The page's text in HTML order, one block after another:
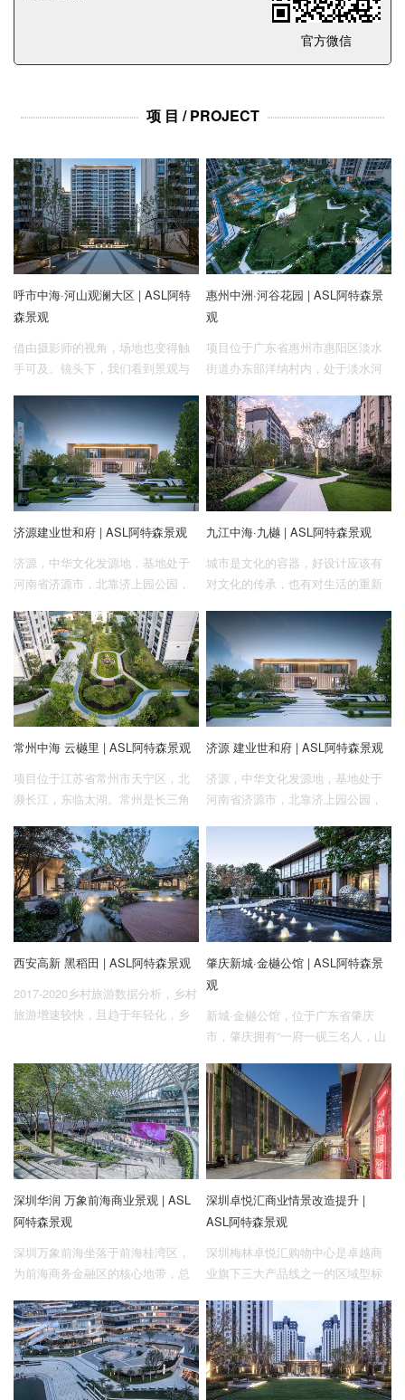
官方微信
项 目 / PROJECT
呼市中海·河山观澜大区 | ASL阿特
森景观
借由摄影师的视角，场地也变得触
手可及。镜头下，我们看到景观与
式风格，具有浓郁的地域特色。整
体空间排布较为齐整，以矩形空间
为主，中心花园空间尺度较大，利
于景观的重点打造。设计中和建筑
精细繁琐的线条，使景观与建筑中
和后碰撞出更加和谐的火花。
惠州中洲·河谷花园 | ASL阿特森景
观
项目位于广东省惠州市惠阳区淡水
街道办东部洋纳村内，处于淡水河
丰富，周边交通便利，配套设施规
划完善且合理，属新型城市发展
区。为打造 集“旅游、生态、商业、
娱乐、居住”为一体的城市核心生态
居住区提供了良好的条件。
济源建业世和府 | ASL阿特森景观
济源，中华文化发源地，基地处于
河南省济源市，北靠济上园公园，
得天独厚的自然资源，风光旖旎 。
周边重要交通道路环绕，交通便
利，未来发展潜力巨大。我们希望
打造一个文化、 自然、共生的多元
文化记忆之境，给予项目更具有本
土人文精神的独特体验与格调。
九江中海·九樾 | ASL阿特森景观
城市是文化的容器，好设计应该有
对文化的传承，也有对生活的重新
自古为江南名城，历史悠久，人文
昌盛。境内山水风光迷人，自然与
人文景观相映成趣。
常州中海 云樾里 | ASL阿特森景观
项目位于江苏省常州市天宁区，北
濒长江，东临太湖。常州是长三角
有着十分优越的区位条件和便捷的
水陆空交通条件。依托周边环境，
我们目标打造一个“最具幸福感的现
代化品质之城”。
济源 建业世和府 | ASL阿特森景观
济源，中华文化发源地，基地处于
河南省济源市，北靠济上园公园，
得天独厚的自然资源，风光旖旎。
周边重要交通道路环绕，交通便
利，未来发展潜力巨大。我们希望
打造一个文化、自然、共生的多元
文化记忆之境，给予项目更具有本
土人文精神的独特体验与格调。
西安高新 黑稻田 | ASL阿特森景观
2017-2020乡村旅游数据分析，乡村
旅游增速较快，且趋于年轻化，乡
休闲度假、创新旅游及科技农业的
实践场。自然淳朴的乡村慢生活逐
渐成为人们追求的理想生活方式。
肇庆新城·金樾公馆 | ASL阿特森景
观
新城·金樾公馆，位于广东省肇庆
市，肇庆拥有“一府一砚三名人，山
光，钟灵毓秀。基地择址国家4A景
区鼎湖山下，坐拥山水之韵，设计
吸纳城市文化底蕴，为肇庆献上一
座现代桃花源。
深圳华润 万象前海商业景观 | ASL
阿特森景观
深圳万象前海坐落于前海桂湾区，
为前海商务金融区的核心地带，总
华润体系内属于「创新零售空
间」，是华润旗下首个「生活美
学」概念的购物中心，它以生活美
学为基底，融时尚、美食、艺术、
深圳卓悦汇商业情景改造提升 |
ASL阿特森景观
深圳梅林卓悦汇购物中心是卓越商
业旗下三大产品线之一的区域型标
业，商业建筑面积达10万㎡，商业
地下二层，地上三层。周边居住区
和产业园区密集，与深圳4号、9号
线双地铁无缝接驳，区位优势明